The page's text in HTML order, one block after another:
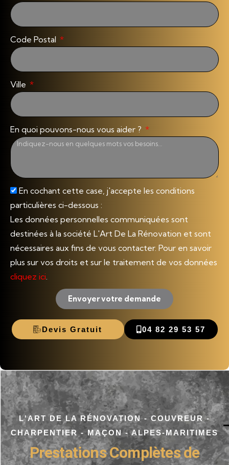
Code Postal
Ville
En quoi pouvons-nous vous aider ?
En cochant cette case, j'accepte les conditions
particulières ci-dessous :
Les données personnelles communiquées sont
destinées à la société L'Art De La Rénovation et sont
nécessaires aux fins de vous contacter. Pour en savoir
plus sur vos droits et sur le traitement de vos données
cliquez ici
Envoyer votre demande
Devis Gratuit 04 82 29 53 57
L'ART DE LA RÉNOVATION - COUVREUR -
CHARPENTIER - MAÇON - ALPES-MARITIMES
Prestations Complètes de